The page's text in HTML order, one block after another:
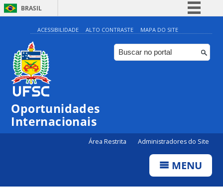
BRASIL
Simplifique!
Comunica BR
Participe
ACESSIBILIDADE ALTO CONTRASTE MAPA DO SITE
Oportunidades
Internacionais
Área Restrita Administradores do Site
MENU